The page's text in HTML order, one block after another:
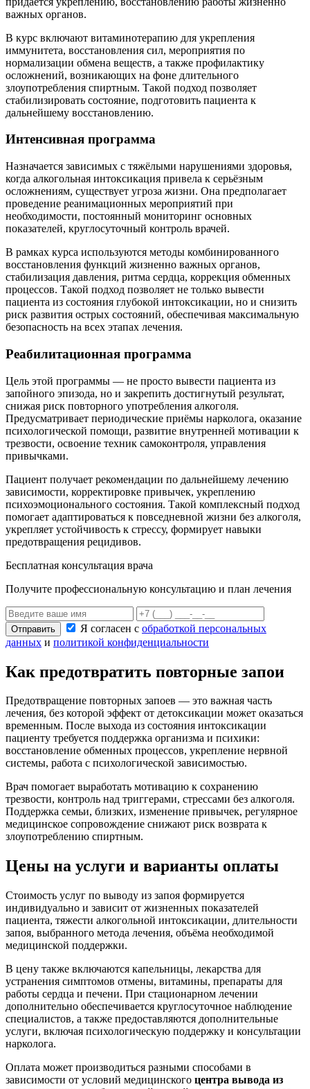
важных органов.
В курс включают витаминотерапию для укрепления
иммунитета, восстановления сил, мероприятия по
нормализации обмена веществ, а также профилактику
осложнений, возникающих на фоне длительного
злоупотребления спиртным. Такой подход позволяет
стабилизировать состояние, подготовить пациента к
дальнейшему восстановлению.
Интенсивная программа
Назначается зависимых с тяжёлыми нарушениями здоровья,
когда алкогольная интоксикация привела к серьёзным
осложнениям, существует угроза жизни. Она предполагает
проведение реанимационных мероприятий при
необходимости, постоянный мониторинг основных
показателей, круглосуточный контроль врачей.
В рамках курса используются методы комбинированного
восстановления функций жизненно важных органов,
стабилизация давления, ритма сердца, коррекция обменных
процессов. Такой подход позволяет не только вывести
пациента из состояния глубокой интоксикации, но и снизить
риск развития острых состояний, обеспечивая максимальную
безопасность на всех этапах лечения.
Реабилитационная программа
Цель этой программы — не просто вывести пациента из
запойного эпизода, но и закрепить достигнутый результат,
снижая риск повторного употребления алкоголя.
Предусматривает периодические приёмы нарколога, оказание
психологической помощи, развитие внутренней мотивации к
трезвости, освоение техник самоконтроля, управления
привычками.
Пациент получает рекомендации по дальнейшему лечению
зависимости, корректировке привычек, укреплению
психоэмоционального состояния. Такой комплексный подход
помогает адаптироваться к повседневной жизни без алкоголя,
укрепляет устойчивость к стрессу, формирует навыки
предотвращения рецидивов.
Бесплатная консультация врача
Получите профессиональную консультацию и план лечения
Отправить Я согласен с обработкой персональных
данных и политикой конфиденциальности
Как предотвратить повторные запои
Предотвращение повторных запоев — это важная часть
лечения, без которой эффект от детоксикации может оказаться
временным. После выхода из состояния интоксикации
пациенту требуется поддержка организма и психики:
восстановление обменных процессов, укрепление нервной
системы, работа с психологической зависимостью.
Врач помогает выработать мотивацию к сохранению
трезвости, контроль над триггерами, стрессами без алкоголя.
Поддержка семьи, близких, изменение привычек, регулярное
медицинское сопровождение снижают риск возврата к
злоупотреблению спиртным.
Цены на услуги и варианты оплаты
Стоимость услуг по выводу из запоя формируется
индивидуально и зависит от жизненных показателей
пациента, тяжести алкогольной интоксикации, длительности
запоя, выбранного метода лечения, объёма необходимой
медицинской поддержки.
В цену также включаются капельницы, лекарства для
устранения симптомов отмены, витамины, препараты для
работы сердца и печени. При стационарном лечении
дополнительно обеспечивается круглосуточное наблюдение
специалистов, а также предоставляются дополнительные
услуги, включая психологическую поддержку и консультации
нарколога.
Оплата может производиться разными способами в
зависимости от условий медицинского центра вывода из